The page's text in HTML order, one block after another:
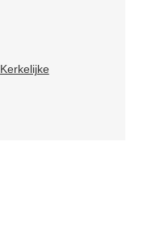
Kerkelijke